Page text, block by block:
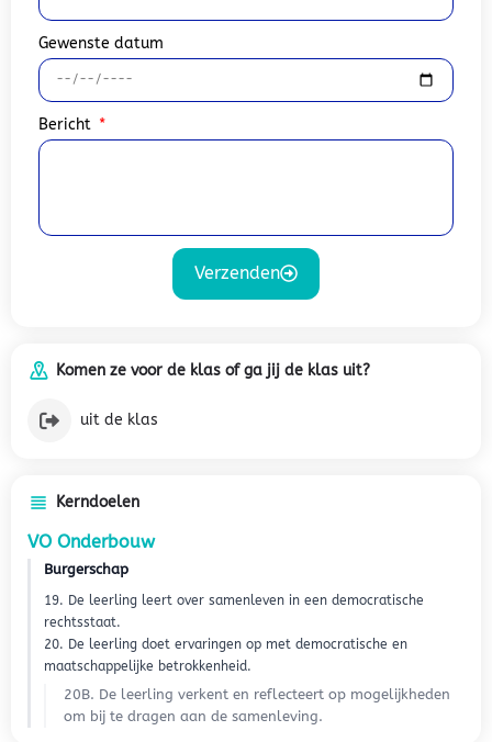
Gewenste datum
Bericht
Verzenden
Komen ze voor de klas of ga jij de klas uit?
uit de klas
Kerndoelen
VO Onderbouw
Burgerschap
19. De leerling leert over samenleven in een democratische
rechtsstaat.
20. De leerling doet ervaringen op met democratische en
maatschappelijke betrokkenheid.
20B. De leerling verkent en reflecteert op mogelijkheden
om bij te dragen aan de samenleving.